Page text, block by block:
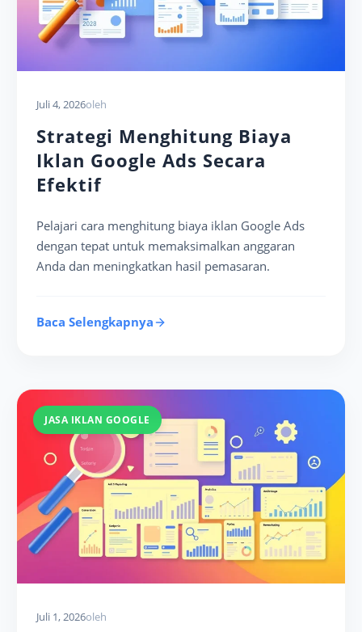
Juli 4, 2026oleh
Strategi Menghitung Biaya
Iklan Google Ads Secara
Efektif
Pelajari cara menghitung biaya iklan Google Ads
dengan tepat untuk memaksimalkan anggaran
Anda dan meningkatkan hasil pemasaran.
Baca Selengkapnya
JASA IKLAN GOOGLE
Juli 1, 2026oleh